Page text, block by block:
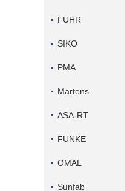
FUHR
SIKO
PMA
Martens
ASA-RT
FUNKE
OMAL
Sunfab